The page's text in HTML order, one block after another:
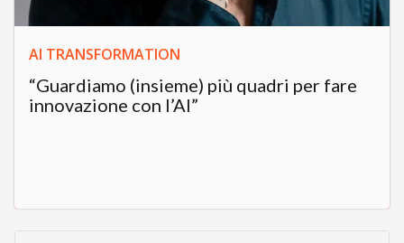
AI TRANSFORMATION
“Guardiamo (insieme) più quadri per fare
innovazione con l’AI”